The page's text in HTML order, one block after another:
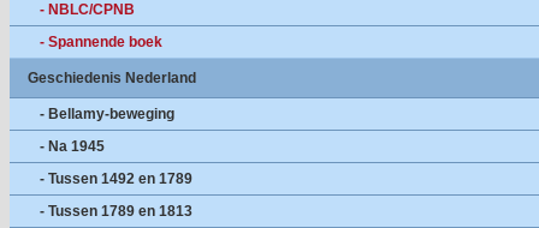
- NBLC/CPNB
- Spannende boek
Geschiedenis Nederland
- Bellamy-beweging
- Na 1945
- Tussen 1492 en 1789
- Tussen 1789 en 1813